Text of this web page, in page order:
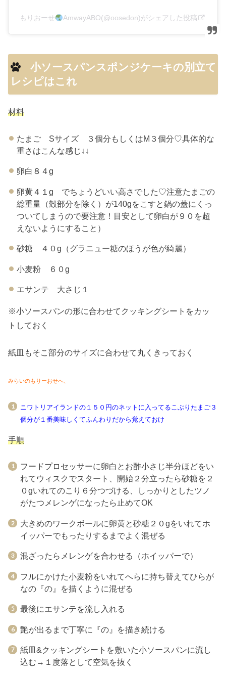
もりおーせ AmwayABO(@oosedon)がシェアした投稿
小ソースパンスポンジケーキの別立て
レシピはこれ
材料
たまご Sサイズ ３個分もしくはM３個分♡具体的な
重さはこんな感じ↓↓
卵白８４g
卵黄４１g でちょうどいい高さでした♡注意たまごの
総重量（殻部分を除く）が140gをこすと鍋の蓋にくっ
ついてしまうので要注意！目安として卵白が９０を超
えないようにすること）
砂糖 ４０g（グラニュー糖のほうが色が綺麗）
小麦粉 ６０g
エサンテ 大さじ１
※小ソースパンの形に合わせてクッキングシートをカッ
トしておく
紙皿もそこ部分のサイズに合わせて丸くきっておく
みらいのもりーおせへ、
ニワトリアイランドの１５０円のネットに入ってるこぶりたまご３
個分が１番美味しくてふんわりだから覚えておけ
手順
フードプロセッサーに卵白とお酢小さじ半分ほどをい
れてウィスクでスタート、開始２分立ったら砂糖を２
０gいれてのこり６分つづける、しっかりとしたツノ
がたつメレンゲになったら止めてOK
大きめのワークボールに卵黄と砂糖２０gをいれてホ
イッパーでもったりするまでよく混ぜる
混ざったらメレンゲを合わせる（ホイッパーで）
フルにかけた小麦粉をいれてへらに持ち替えてひらが
なの『の』を描くように混ぜる
最後にエサンテを流し入れる
艶が出るまで丁寧に『の』を描き続ける
紙皿&クッキングシートを敷いた小ソースパンに流し
込む→１度落として空気を抜く